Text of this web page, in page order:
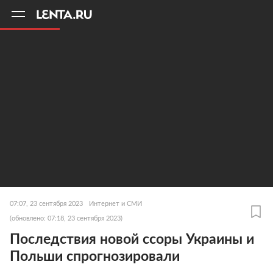
07:07, 23 сентября 2023 Интернет и СМИ
(обновлено: 07:18, 23 сентября 2023)
Последствия новой ссоры Украины и
Польши спрогнозировали